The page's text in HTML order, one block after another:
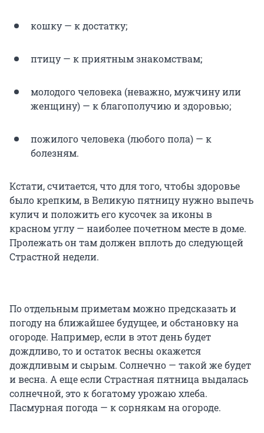
кошку — к достатку;
птицу — к приятным знакомствам;
молодого человека (неважно, мужчину или
женщину) — к благополучию и здоровью;
пожилого человека (любого пола) — к
болезням.
Кстати, считается, что для того, чтобы здоровье
было крепким, в Великую пятницу нужно выпечь
кулич и положить его кусочек за иконы в
красном углу — наиболее почетном месте в доме.
Пролежать он там должен вплоть до следующей
Страстной недели.
По отдельным приметам можно предсказать и
погоду на ближайшее будущее, и обстановку на
огороде. Например, если в этот день будет
дождливо, то и остаток весны окажется
дождливым и сырым. Солнечно — такой же будет
и весна. А еще если Страстная пятница выдалась
солнечной, это к богатому урожаю хлеба.
Пасмурная погода — к сорнякам на огороде.